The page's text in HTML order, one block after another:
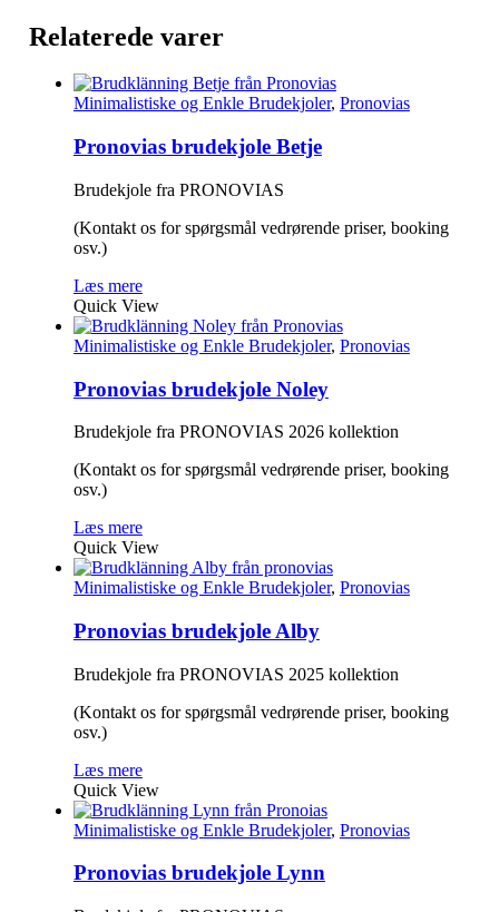
Relaterede varer
Minimalistiske og Enkle Brudekjoler, Pronovias
Pronovias brudekjole Betje
Brudekjole fra PRONOVIAS
(Kontakt os for spørgsmål vedrørende priser, booking
osv.)
Læs mere
Quick View
Minimalistiske og Enkle Brudekjoler, Pronovias
Pronovias brudekjole Noley
Brudekjole fra PRONOVIAS 2026 kollektion
(Kontakt os for spørgsmål vedrørende priser, booking
osv.)
Læs mere
Quick View
Minimalistiske og Enkle Brudekjoler, Pronovias
Pronovias brudekjole Alby
Brudekjole fra PRONOVIAS 2025 kollektion
(Kontakt os for spørgsmål vedrørende priser, booking
osv.)
Læs mere
Quick View
Minimalistiske og Enkle Brudekjoler, Pronovias
Pronovias brudekjole Lynn